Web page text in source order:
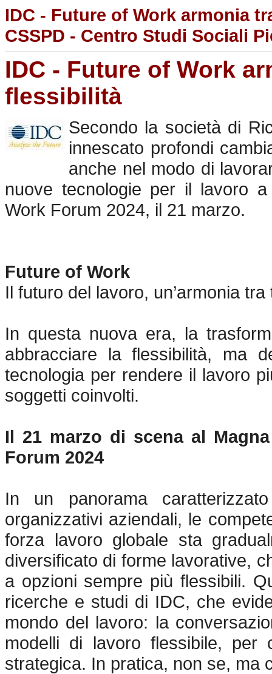
IDC - Future of Work armonia
CSSPD - Centro Studi Sociali
IDC - Future of Work
flessibilità
Secondo la società di
innescato profondi
anche nel modo di
nuove tecnologie per il lavoro
Work Forum 2024, il 21 marzo.
Future of Work
Il futuro del lavoro, un’armonia
In questa nuova era, la
abbracciare la flessibilità, ma
tecnologia per rendere il lavoro
soggetti coinvolti.
Il 21 marzo di scena al
Forum 2024
In un panorama
organizzativi aziendali, le
forza lavoro globale sta
diversificato di forme lavorative,
a opzioni sempre più flessibili.
ricerche e studi di IDC, che
mondo del lavoro: la
modelli di lavoro flessibile, per
strategica. In pratica, non se, ma